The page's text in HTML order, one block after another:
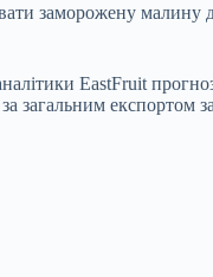
заморожену малину
EastFruit
загальним експортом